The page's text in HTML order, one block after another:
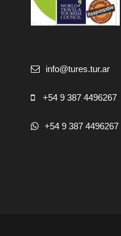
info@tures.tur.ar
+54 9 387 4496267
+54 9 387 4496267